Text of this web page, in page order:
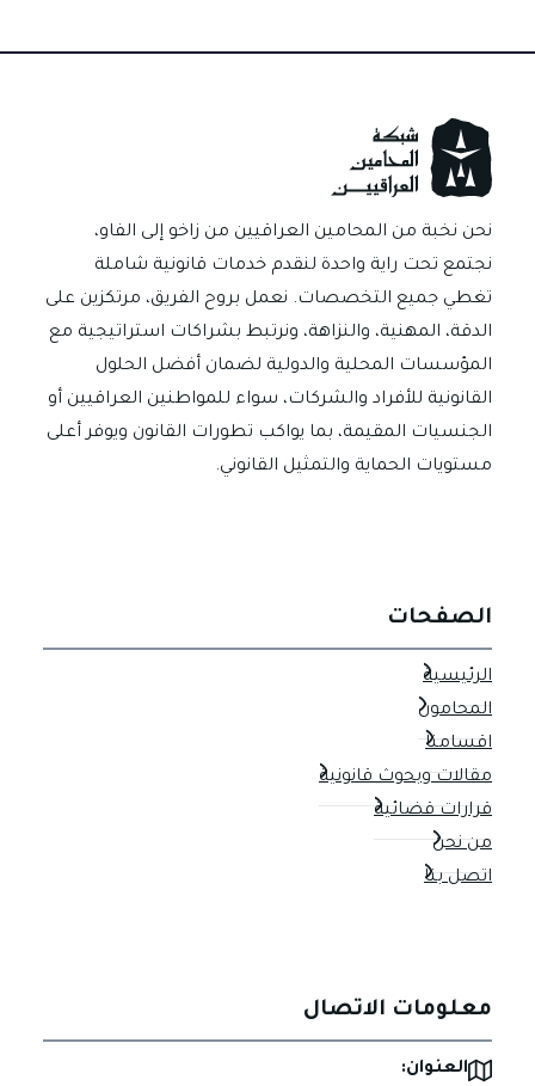
نحن نخبة من المحامين العراقيين من زاخو إلى الفاو،
نجتمع تحت راية واحدة لنقدم خدمات قانونية شاملة
تغطي جميع التخصصات. نعمل بروح الفريق، مرتكزين على
الدقة، المهنية، والنزاهة، ونرتبط بشراكات استراتيجية مع
المؤسسات المحلية والدولية لضمان أفضل الحلول
القانونية للأفراد والشركات، سواء للمواطنين العراقيين أو
الجنسيات المقيمة، بما يواكب تطورات القانون ويوفر أعلى
مستويات الحماية والتمثيل القانوني.
الصفحات
الرئيسية
المحامون
اقسامنا
مقالات وبحوث قانونية
قرارات قضائية
من نحن
اتصل بنا
معلومات الاتصال
العنوان: